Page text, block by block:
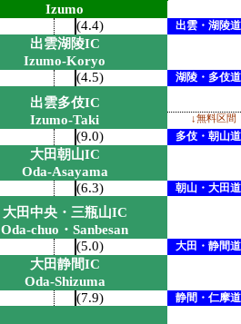
Izumo
(4.4)
出雲・湖陵
出雲湖陵IC
Izumo-Koryo
(4.5)
湖陵・多伎
出雲多伎IC
Izumo-Taki ↓無料区間
(9.0) 多伎・朝山
大田朝山IC
Oda-Asayama
(6.3)
朝山・大田
大田中央・三瓶山IC
Oda-chuo・Sanbesan
(5.0)
大田・静間
大田静間IC
Oda-Shizuma
(7.9)
静間・仁摩